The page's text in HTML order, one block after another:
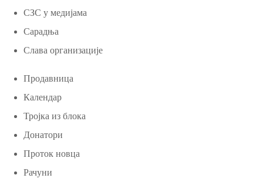
СЗС у медијама
Сарадња
Слава организације
Продавница
Календар
Тројка из блока
Донатори
Проток новца
Рачуни